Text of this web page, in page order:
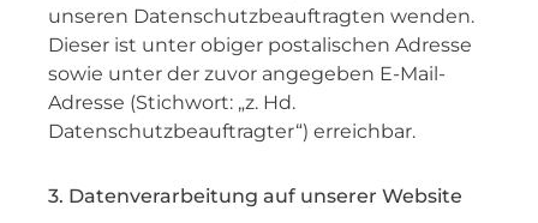
unseren Datenschutzbeauftragten wenden.
Dieser ist unter obiger postalischen Adresse
sowie unter der zuvor angegeben E-Mail-
Adresse (Stichwort: „z. Hd.
Datenschutzbeauftragter“) erreichbar.
3. Datenverarbeitung auf unserer Website